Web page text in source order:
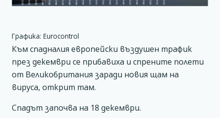
Графика: Eurocontrol
Към спадналия европейски въздушен трафик
през декември се прибавиха и спрените полети
от Великобритания заради новия щам на
вируса, открит там.
Спадът започва на 18 декември.